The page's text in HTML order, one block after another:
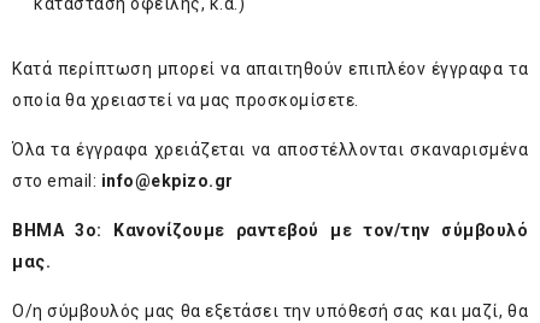
κατάσταση οφειλής, κ.α.)
Κατά περίπτωση μπορεί να απαιτηθούν επιπλέον έγγραφα τα
οποία θα χρειαστεί να μας προσκομίσετε.
Όλα τα έγγραφα χρειάζεται να αποστέλλονται σκαναρισμένα
στο email: info@ekpizo.gr
ΒΗΜΑ 3ο: Κανονίζουμε ραντεβού με τον/την σύμβουλό
μας.
Ο/η σύμβουλός μας θα εξετάσει την υπόθεσή σας και μαζί, θα